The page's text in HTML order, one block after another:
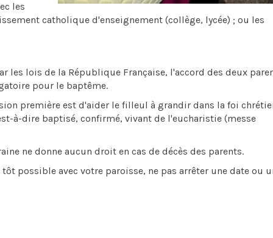
les
catholique d'enseignement (collège, lycée) ; ou les
les lois de la République Française, l'accord des deux
pour le baptême.
première est d'aider le filleul à grandir dans la foi
à-dire baptisé, confirmé, vivant de l'eucharistie (messe
ne donne aucun droit en cas de décès des parents.
possible avec votre paroisse, ne pas arrêter une date ou